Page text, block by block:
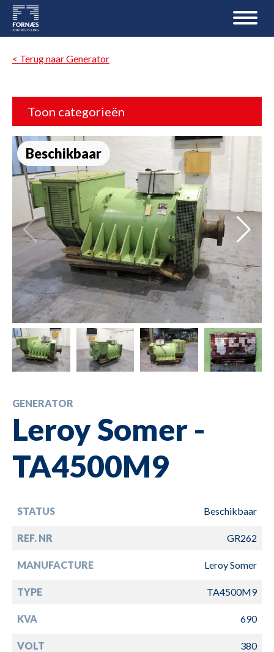
< Terug naar Generator
Toon categorieën
Beschikbaar
GENERATOR
Leroy Somer -
TA4500M9
STATUS Beschikbaar
REF. NR GR262
MANUFACTURE Leroy Somer
TYPE TA4500M9
KVA 690
VOLT 380